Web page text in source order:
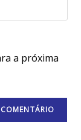
a próxima